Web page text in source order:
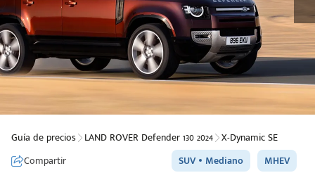
Guía de precios LAND ROVER Defender 130 2024 X-Dynamic SE
Compartir
SUV Mediano MHEV